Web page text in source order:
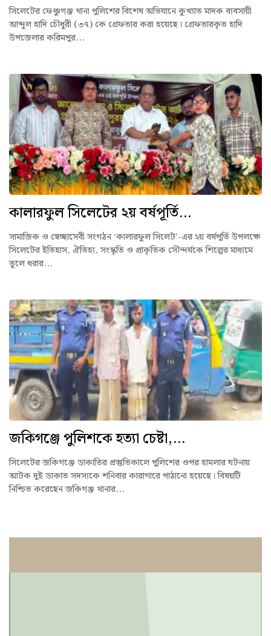
সিলেটের ফেঞ্চুগঞ্জ থানা পুলিশের বিশেষ অভিযানে কুখ্যাত মাদক ব্যবসায়ী
আব্দুল হাদি চৌধুরী (৩৭) কে গ্রেফতার করা হয়েছে। গ্রেফতারকৃত হাদি
উপজেলার করিমপুর...
কালারফুল সিলেটের ২য় বর্ষপূর্তি...
সামাজিক ও স্বেচ্ছাসেবী সংগঠন ‘কালারফুল সিলেট’-এর ২য় বর্ষপূর্তি উপলক্ষে
সিলেটের ইতিহাস, ঐতিহ্য, সংস্কৃতি ও প্রাকৃতিক সৌন্দর্যকে শিল্পের মাধ্যমে
তুলে ধরার...
জকিগঞ্জে পুলিশকে হত্যা চেষ্টা,...
সিলেটের জকিগঞ্জে ডাকাতির প্রস্তুতিকালে পুলিশের ওপর হামলার ঘটনায়
আটক দুই ডাকাত সদস্যকে শনিবার কারাগারে পাঠানো হয়েছে। বিষয়টি
নিশ্চিত করেছেন জকিগঞ্জ থানার...